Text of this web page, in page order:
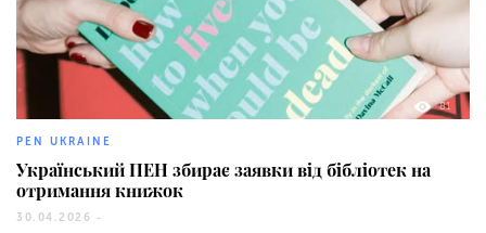
81
PEN UKRAINE
Український ПЕН збирає заявки від бібліотек на
отримання книжок
30.04.2026 -